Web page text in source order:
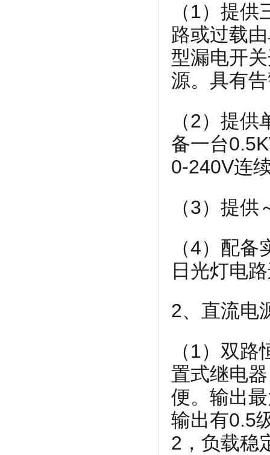
（1）提
路或过载
型漏电开
源。具有
（2）提
备一台
0-240V连
（3）提
（4）配
日光灯电
2、直流电
（1）双
置式继电
便。输出
输出有0.5
2，负载稳